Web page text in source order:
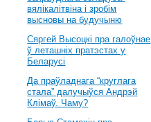
вялікалітвіна і зробім
высновы на будучыню
Сяргей Высоцкі пра галоўнае
ў леташніх пратэстах у
Беларусі
Да праўладнага “круглага
стала” далучыўся Андрэй
Клімаў. Чаму?